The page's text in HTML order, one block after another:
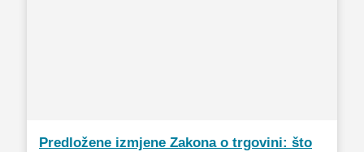
Predložene izmjene Zakona o trgovini: što